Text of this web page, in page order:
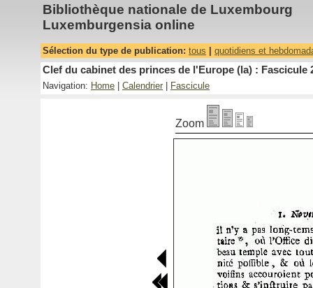
Bibliothèque nationale de Luxembourg
Luxemburgensia online
Sélection du type de publication: tous quotidiens et
Clef du cabinet des princes de l'Europe (la) : Fascicule
Navigation: Home Calendrier Fascicule
Zoom